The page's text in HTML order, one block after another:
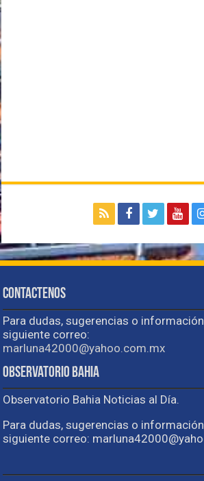
Contactenos
Para dudas, sugerencias o
siguiente correo:
marluna42000@yahoo.com.mx
Observatorio Bahia
Observatorio Bahia Noticias al Día.
Para dudas, sugerencias o
siguiente correo: